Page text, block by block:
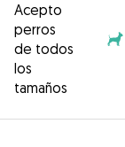
Acepto
perros
de todos
los
tamaños